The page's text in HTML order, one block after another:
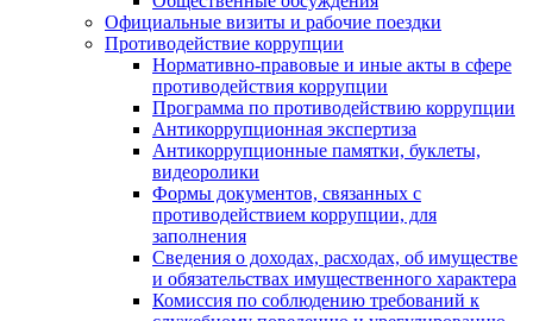
Официальные визиты и рабочие поездки
Противодействие коррупции
Нормативно-правовые и иные акты в сфере
противодействия коррупции
Программа по противодействию коррупции
Антикоррупционная экспертиза
Антикоррупционные памятки, буклеты,
видеоролики
Формы документов, связанных с
противодействием коррупции, для
заполнения
Сведения о доходах, расходах, об имуществе
и обязательствах имущественного характера
Комиссия по соблюдению требований к